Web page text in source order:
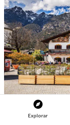
Explorar